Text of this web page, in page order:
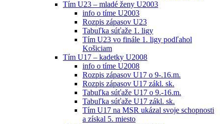
Tím U23 – mladé ženy U2003
info o tíme U2003
Rozpis zápasov U23
Tabuľka súťaže 1. ligy
Tím U23 vo finále 1. ligy podľahol
Košiciam
Tím U17 – kadetky U2008
info o tíme U2008
Rozpis zápasov U17 o 9-.16.m.
Rozpis zápasov U17 zákl. sk.
Tabuľka súťaže U17 o 9.-16.m.
Tabuľka súťaže U17 zákl. sk.
Tím U17 na MSR ukázal svoje schopnosti
a získal 5. miesto